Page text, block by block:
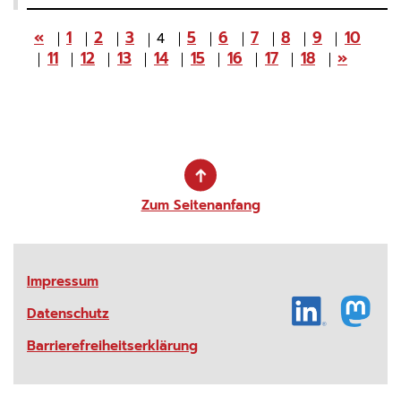
« 1 2 3 4 5 6 7 8 9
10
11
12 13 14 15 16 17 18 »
Zum Seitenanfang
Impressum
Datenschutz
Barrierefreiheitserklärung